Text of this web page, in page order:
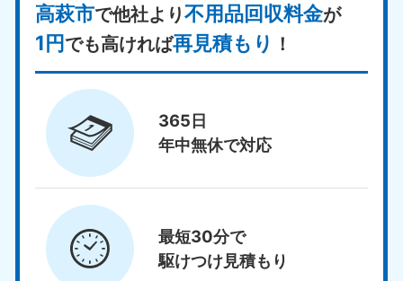
高萩市で他社より不用品回収料金が
1円でも高ければ再見積もり ！
365日
年中無休で対応
最短30分で
駆けつけ見積もり